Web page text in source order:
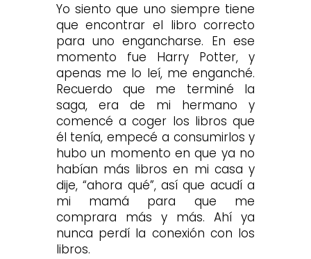
Yo siento que uno siempre tiene
que encontrar el libro correcto
para uno engancharse. En ese
momento fue Harry Potter, y
apenas me lo leí, me enganché.
Recuerdo que me terminé la
saga, era de mi hermano y
comencé a coger los libros que
él tenía, empecé a consumirlos y
hubo un momento en que ya no
habían más libros en mi casa y
dije, “ahora qué”, así que acudí a
mi mamá para que me
comprara más y más. Ahí ya
nunca perdí la conexión con los
libros.